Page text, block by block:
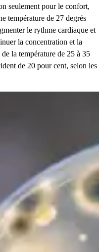
seulement pour le confort,
température de 27 degrés
le rythme cardiaque et
la concentration et la
la température de 25 à 35
de 20 pour cent, selon les